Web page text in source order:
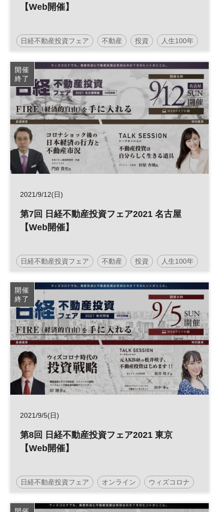
【Web開催】
日経不動産投資フェア 不動産 投資 人生100年
人生100年時代 参加無料
土日祝開催
開催
終了
2021/9/12(日)
第7回 日経不動産投資フェア2021 名古屋
【Web開催】
日経不動産投資フェア 不動産 投資 人生100年
人生100年時代 参加無料
土日祝開催
開催
終了
2021/9/5(日)
第8回 日経不動産投資フェア2021 東京
【Web開催】
日経不動産投資フェア オンライン ウィズコロナ
不動産 投資 人生100年
人生100年時代